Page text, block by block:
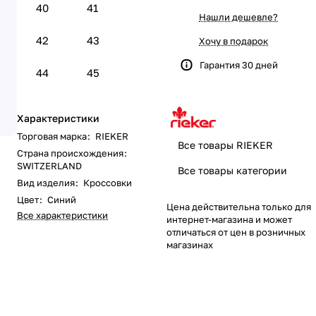
40 41
42 43
44 45
Характеристики
Торговая марка: RIEKER
Страна происхождения:
SWITZERLAND
Вид изделия: Кроссовки
Цвет: Синий
Все характеристики
Нашли дешевле?
Хочу в подарок
Гарантия 30 дней
Все товары RIEKER
Все товары категории
Цена действительна только для
интернет-магазина и может
отличаться от цен в розничных
магазинах